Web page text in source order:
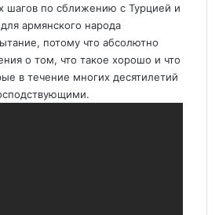
шагов по сближению с Турцией и
армянского народа
потому что абсолютно
о том, что такое хорошо и что
в течение многих десятилетий